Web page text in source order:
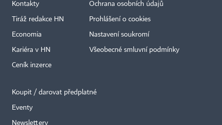
Kontakty
Tiráž redakce HN
Economia
Kariéra v HN
Ceník inzerce
Ochrana osobních údajů
Prohlášení o cookies
Nastavení soukromí
Všeobecné smluvní podmínky
Koupit / darovat předplatné
Eventy
Newslettery